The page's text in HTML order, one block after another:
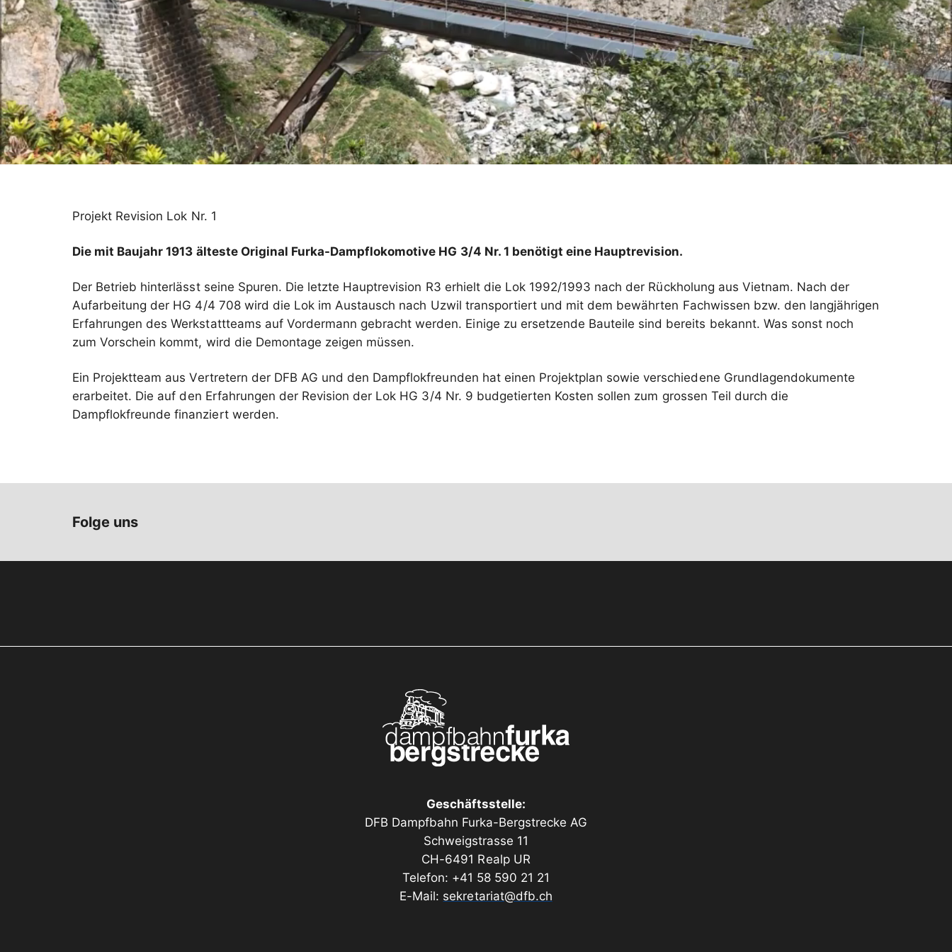
Projekt Revision Lok Nr. 1
Die mit Baujahr 1913 älteste Original Furka-Dampflokomotive HG 3/4 Nr. 1 benötigt eine Hauptrevision.
Der Betrieb hinterlässt seine Spuren. Die letzte Hauptrevision R3 erhielt die Lok 1992/1993 nach der Rückholung aus Vietnam. Nach der
Aufarbeitung der HG 4/4 708 wird die Lok im Austausch nach Uzwil transportiert und mit dem bewährten Fachwissen bzw. den langjährigen
Erfahrungen des Werkstattteams auf Vordermann gebracht werden. Einige zu ersetzende Bauteile sind bereits bekannt. Was sonst noch
zum Vorschein kommt, wird die Demontage zeigen müssen.
Ein Projektteam aus Vertretern der DFB AG und den Dampflokfreunden hat einen Projektplan sowie verschiedene Grundlagendokumente
erarbeitet. Die auf den Erfahrungen der Revision der Lok HG 3/4 Nr. 9 budgetierten Kosten sollen zum grossen Teil durch die
Dampflokfreunde finanziert werden.
Folge uns
Geschäftsstelle:
DFB Dampfbahn Furka-Bergstrecke AG
Schweigstrasse 11
CH-6491 Realp UR
Telefon: +41 58 590 21 21
E-Mail: sekretariat@dfb.ch